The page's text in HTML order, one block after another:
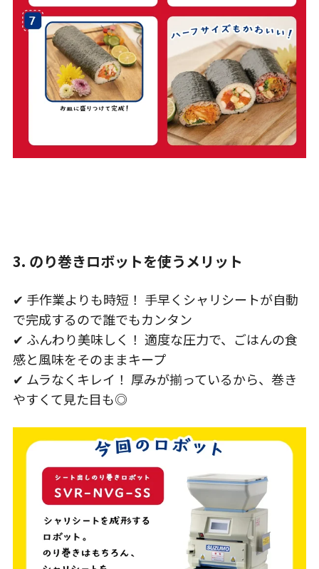
3. のり巻きロボットを使うメリット
✔ 手作業よりも時短！ 手早くシャリシートが自動
で完成するので誰でもカンタン
✔ ふんわり美味しく！ 適度な圧力で、ごはんの食
感と風味をそのままキープ
✔ ムラなくキレイ！ 厚みが揃っているから、巻き
やすくて見た目も◎